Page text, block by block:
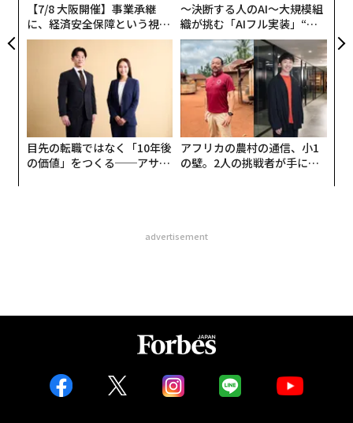
【7/8 大阪開催】事業承継
に、経済安全保障という視点
が加わるとき──経営者が問
われる新たな判断軸
〜決断する人のAI〜大規模組
織が挑む「AIフル実装」“使
う”企業から“動く”企業へ【N
TTドコモビジネス×PwC】
目先の転職ではなく「10年後
の価値」をつくる──アサイ
アフリカの農村の通信、小1
の壁。2人の挑戦者が手にし
advertisement